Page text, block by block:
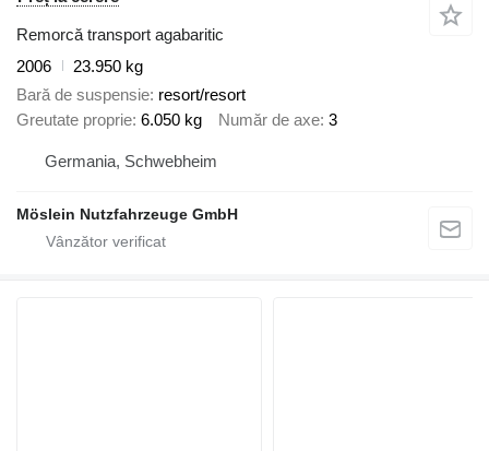
Remorcă transport agabaritic
2006
23.950 kg
Bară de suspensie resort/resort
Greutate proprie 6.050 kg Număr de axe 3
Germania, Schwebheim
Möslein Nutzfahrzeuge GmbH